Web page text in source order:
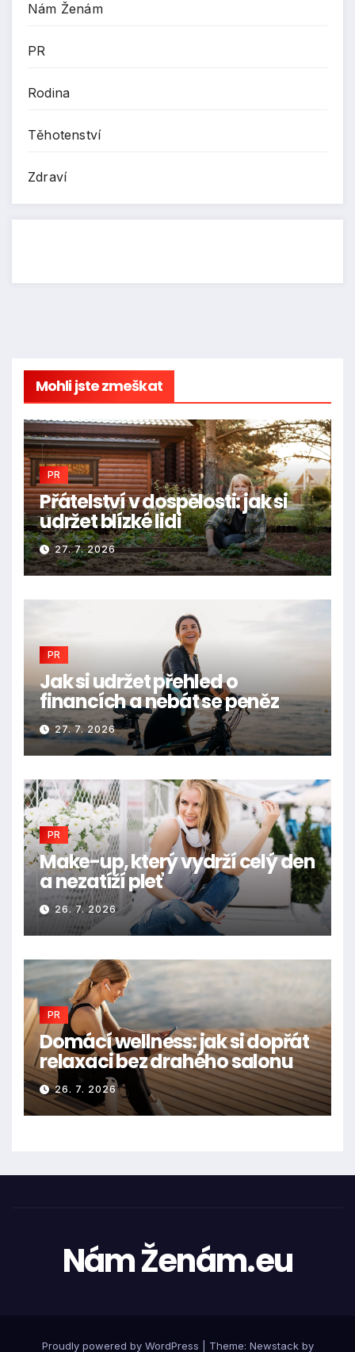
Nám Ženám
PR
Rodina
Těhotenství
Zdraví
Mohli jste zmeškat
PR
Přátelství v dospělosti: jak si
udržet blízké lidi
27. 7. 2026
PR
Jak si udržet přehled o
financích a nebát se peněz
27. 7. 2026
PR
Make-up, který vydrží celý den
a nezatíží pleť
26. 7. 2026
PR
Domácí wellness: jak si dopřát
relaxaci bez drahého salonu
26. 7. 2026
Nám Ženám.eu
Proudly powered by WordPress Theme: Newstackby